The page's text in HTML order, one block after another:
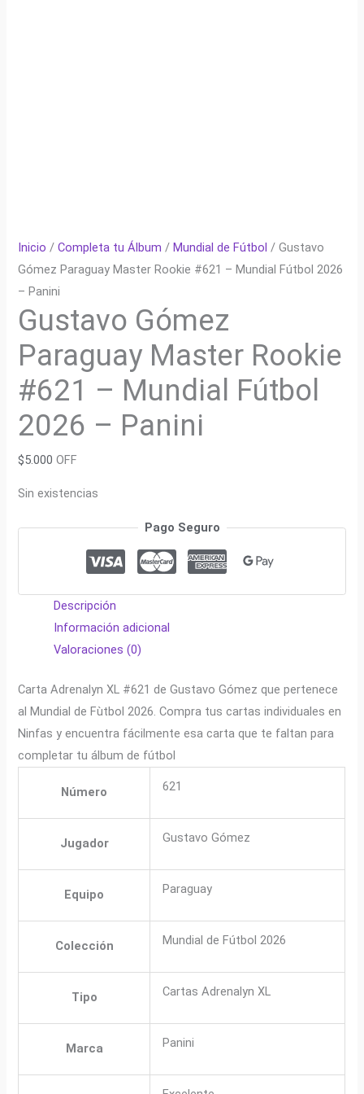
Inicio /Completa tu Álbum /Mundial de Fútbol / Gustavo
Gómez Paraguay Master Rookie #621 – Mundial Fútbol 2026
– Panini
Gustavo Gómez
Paraguay Master Rookie
#621 – Mundial Fútbol
2026 – Panini
$5.000 OFF
Sin existencias
Pago Seguro
Descripción
Información adicional
Valoraciones (0)
Carta Adrenalyn XL #621 de Gustavo Gómez que pertenece
al Mundial de Fùtbol 2026. Compra tus cartas individuales en
Ninfas y encuentra fácilmente esa carta que te faltan para
completar tu álbum de fútbol
Número 621
Jugador Gustavo Gómez
Equipo Paraguay
Colección Mundial de Fútbol 2026
Tipo Cartas Adrenalyn XL
Marca Panini